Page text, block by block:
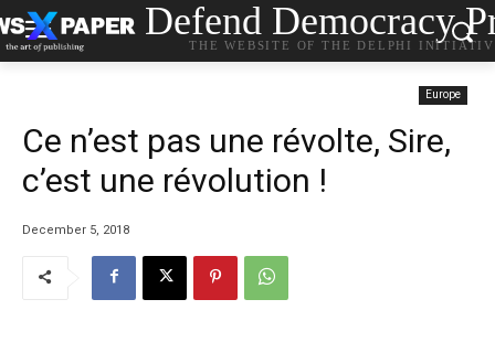
Defend Democracy
THE WEBSITE OF THE DELPHI
Europe
Ce n’est pas une révolte, Sire,
c’est une révolution !
December 5, 2018